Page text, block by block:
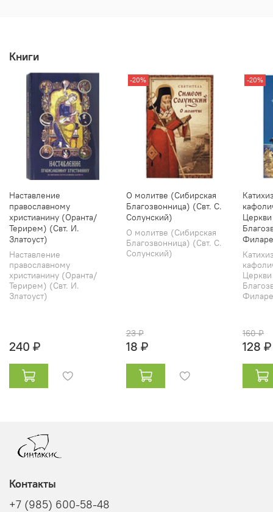
Книги
Наставление
православному
христианину (Оранта/
Терирем) (Свт. И.
Златоуст)
Наставление
православному
христианину (Оранта/
Терирем) (Свт. И.
Златоуст)
240 ₽
-20%
О молитве (Сибирская
Благозвонница) (Свт. С.
Солунский)
О молитве (Сибирская
Благозвонница) (Свт. С.
Солунский)
23 ₽
18 ₽
-20%
160 ₽
128 ₽
Контакты
+7 (985) 600-58-48